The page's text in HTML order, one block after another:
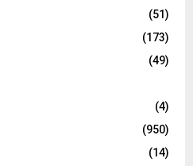
(51)
(173)
(49)
(4)
(950)
(14)